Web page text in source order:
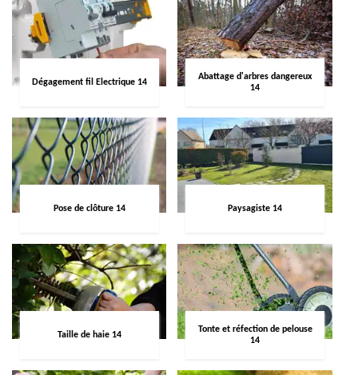
Dégagement fil Electrique 14
Abattage d'arbres dangereux
14
Pose de clôture 14 Paysagiste 14
Taille de haie 14
Tonte et réfection de pelouse
14